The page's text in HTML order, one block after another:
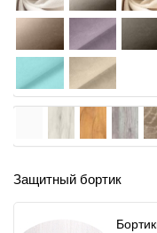
Защитный бортик